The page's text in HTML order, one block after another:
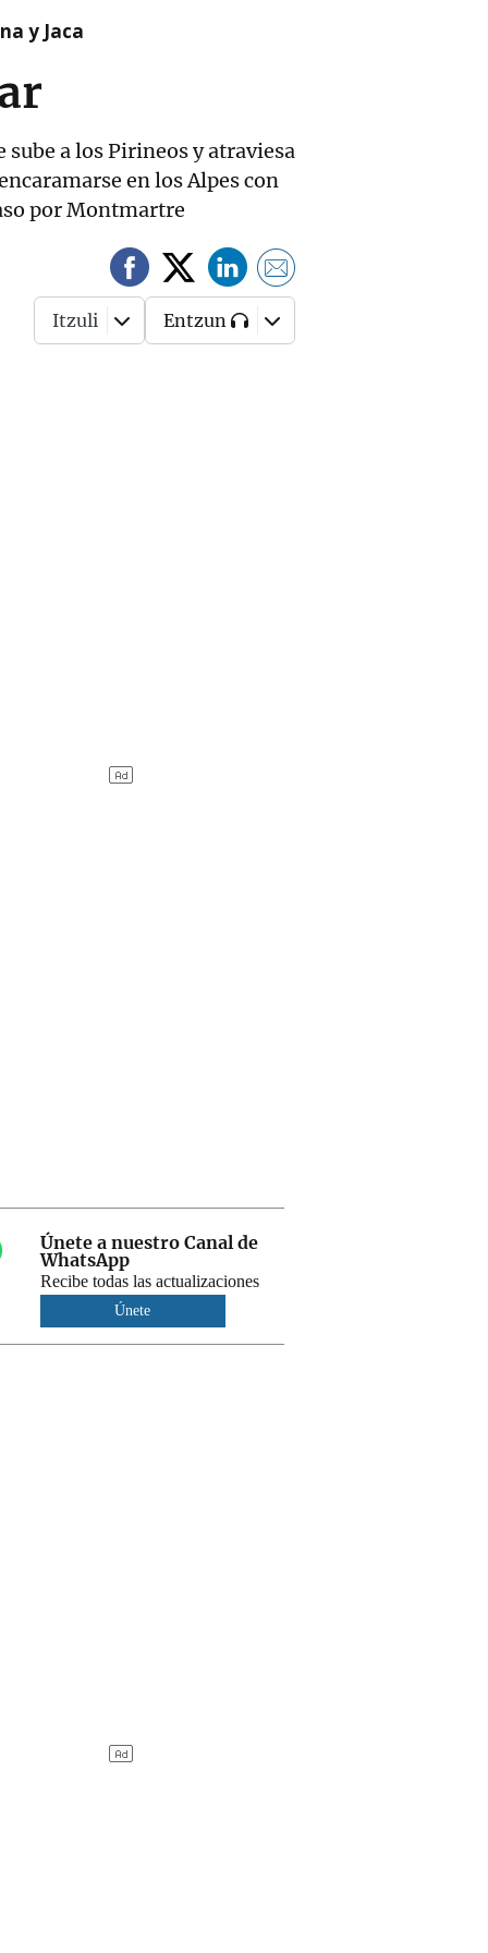
y Jaca
a los Pirineos y atraviesa
en los Alpes con
por Montmartre
Itzuli Entzun
Únete a nuestro Canal de
WhatsApp
Recibe todas las actualizaciones
Únete